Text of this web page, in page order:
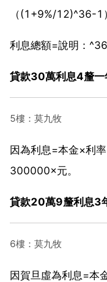
（(1+9%/12)^36-1
利息總額=說明：
貸款30萬利息4釐一
5樓：莫九牧
因為利息=本金×利
300000×元。
貸款20萬9釐利息3
6樓：莫九牧
因賀旦虛為利息=本